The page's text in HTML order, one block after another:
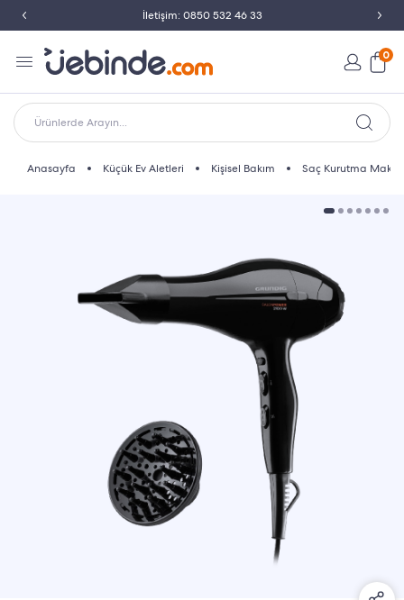
İletişim: 0850 532 46 33
0
Ürünlerde Arayın...
Anasayfa Küçük Ev Aletleri Kişisel Bakım Saç Kurutma